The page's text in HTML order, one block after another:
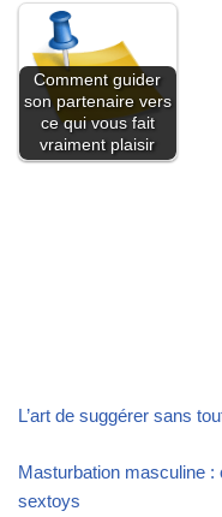
Comment guider
son partenaire vers
ce qui vous fait
vraiment plaisir
L’art de suggérer sans
Masturbation masculine
sextoys